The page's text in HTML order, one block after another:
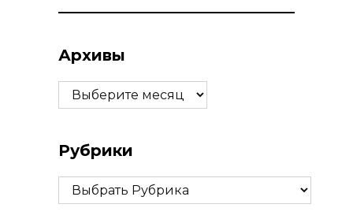
Архивы
Архивы
Рубрики
Рубрики